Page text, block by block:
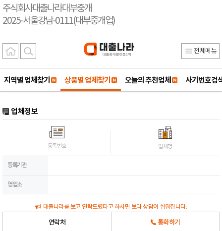
주식회사대출나라대부중개
2025-서울강남-0111(대부중개업)
전체메뉴
지역별 업체찾기 상품별 업체찾기 오늘의 추천업체 사기번호검
업체정보
등록번호 업체명
등록기관
영업소
대출나라를 보고 연락드렸다고 하시면 보다 상담이 쉬워집니다.
연락처 통화하기